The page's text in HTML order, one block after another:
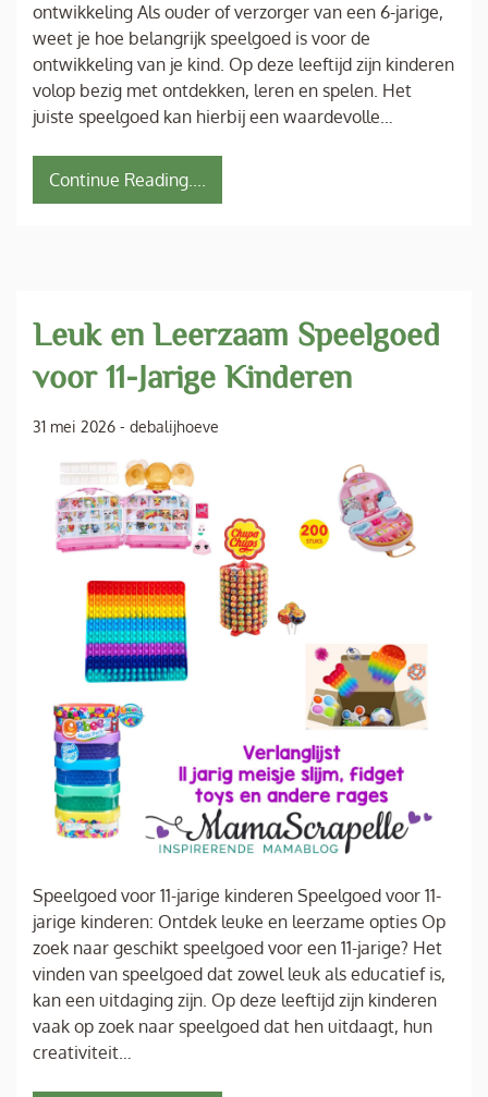
ontwikkeling Als ouder of verzorger van een 6-jarige,
weet je hoe belangrijk speelgoed is voor de
ontwikkeling van je kind. Op deze leeftijd zijn kinderen
volop bezig met ontdekken, leren en spelen. Het
juiste speelgoed kan hierbij een waardevolle…
Continue Reading....
Leuk en Leerzaam Speelgoed
voor 11-Jarige Kinderen
31 mei 2026 - debalijhoeve
Speelgoed voor 11-jarige kinderen Speelgoed voor 11-
jarige kinderen: Ontdek leuke en leerzame opties Op
zoek naar geschikt speelgoed voor een 11-jarige? Het
vinden van speelgoed dat zowel leuk als educatief is,
kan een uitdaging zijn. Op deze leeftijd zijn kinderen
vaak op zoek naar speelgoed dat hen uitdaagt, hun
creativiteit…